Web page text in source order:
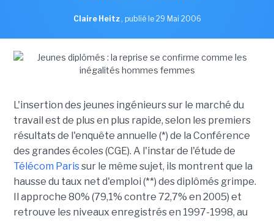
Claire Heitz , publié le 29 Mai 2006
L'insertion des jeunes ingénieurs sur le marché du
travail est de plus en plus rapide, selon les premiers
résultats de l'enquête annuelle (*) de la Conférence
des grandes écoles (CGE). A l'instar de l'étude de
Télécom Parissur le même sujet, ils montrent que la
hausse du taux net d'emploi (**) des diplômés grimpe.
Il approche 80% (79,1% contre 72,7% en 2005) et
retrouve les niveaux enregistrés en 1997-1998, au